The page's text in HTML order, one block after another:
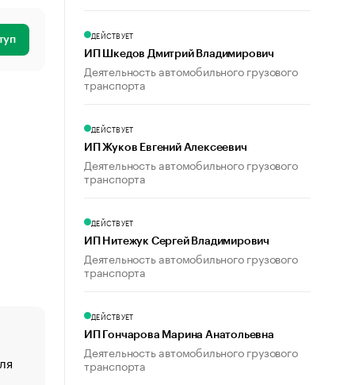
«От спорта тело стареет иначе». Как живет глава
создавшей GTA
ДЕЙСТВУЕТ
ИП Шкедов Дмитрий Владимирович
Деятельность автомобильного грузового
транспорта
ДЕЙСТВУЕТ
ИП Жуков Евгений Алексеевич
Деятельность автомобильного грузового
транспорта
ДЕЙСТВУЕТ
ИП Нитежук Сергей Владимирович
Деятельность автомобильного грузового
транспорта
ДЕЙСТВУЕТ
ИП Гончарова Марина Анатольевна
Деятельность автомобильного грузового
транспорта